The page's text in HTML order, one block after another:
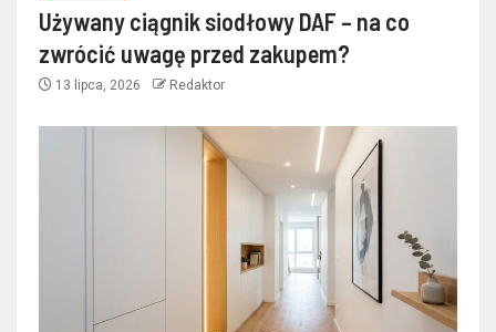
Używany ciągnik siodłowy DAF – na co
zwrócić uwagę przed zakupem?
13 lipca, 2026 Redaktor